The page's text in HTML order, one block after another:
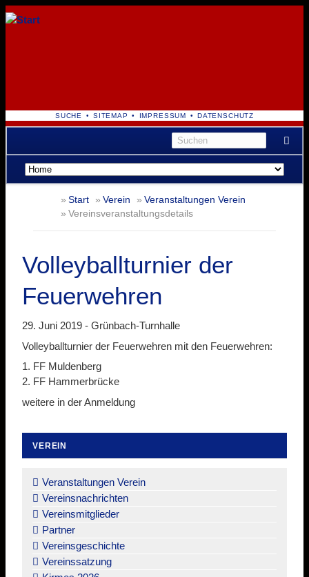
NAVIGATION
ÜBERSPRINGEN
SUCHE SITEMAP IMPRESSUM DATENSCHUTZ
Navigation
überspringen
Start Verein
Veranstaltungen Verein
Vereinsveranstaltungsdetails
Volleyballturnier der
Feuerwehren
29. Juni 2019 - Grünbach-Turnhalle
Volleyballturnier der Feuerwehren mit den Feuerwehren:
1. FF Muldenberg
2. FF Hammerbrücke
weitere in der Anmeldung
VEREIN
überspringen
Veranstaltungen Verein
Vereinsnachrichten
Vereinsmitglieder
Partner
Vereinsgeschichte
Vereinssatzung